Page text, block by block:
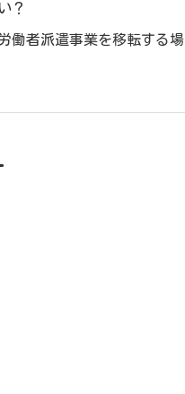
？
働者派遣事業を移転する場